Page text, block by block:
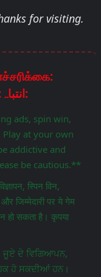
for visiting.
హెచ్చరిక: ಎಚ್ಚರಿಕೆ: সতর্কতা: انتباہ: , تحذير:
ads, spin win,
Play at your own
addictive and
be cautious.**
स्पिन विन,
जिम्मेदारी पर ये गेम
सकता है। कृपया
ਜੂਏ ਦੇ ਵਿਗਿਆਪਨ,
ਹੋ ਸਕਦੀਆਂ ਹਨ।